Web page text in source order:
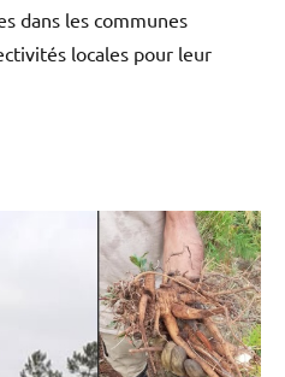
dans les communes
locales pour leur